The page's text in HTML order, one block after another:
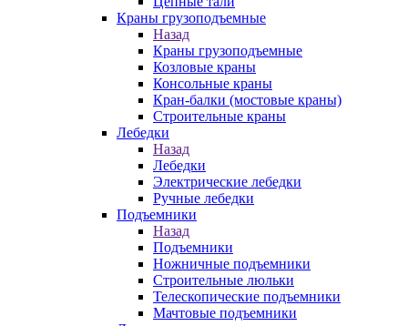
Краны грузоподъемные
Назад
Краны грузоподъемные
Козловые краны
Консольные краны
Кран-балки (мостовые краны)
Строительные краны
Лебедки
Назад
Лебедки
Электрические лебедки
Ручные лебедки
Подъемники
Назад
Подъемники
Ножничные подъемники
Строительные люльки
Телескопические подъемники
Мачтовые подъемники